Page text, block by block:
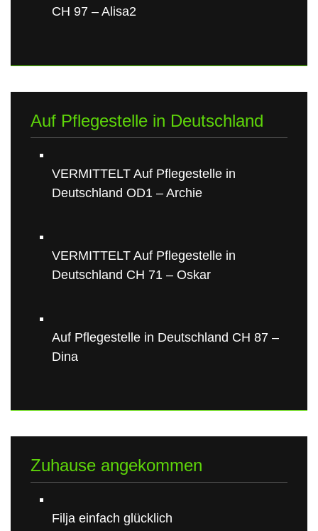
CH 97 – Alisa2
Auf Pflegestelle in Deutschland
VERMITTELT Auf Pflegestelle in
Deutschland OD1 – Archie
VERMITTELT Auf Pflegestelle in
Deutschland CH 71 – Oskar
Auf Pflegestelle in Deutschland CH 87 –
Dina
Zuhause angekommen
Filja einfach glücklich